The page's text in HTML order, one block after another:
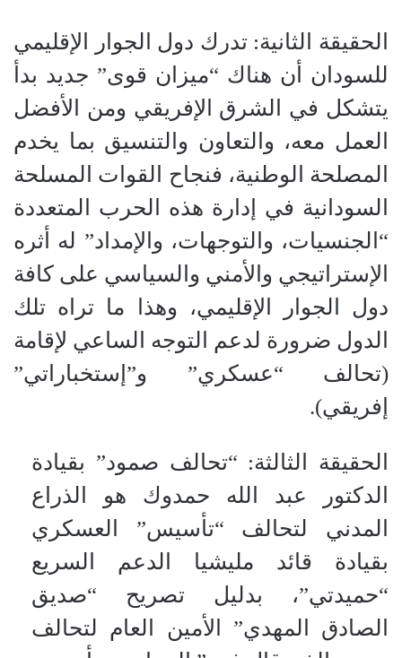
الحقيقة الثانية: تدرك دول الجوار الإقليمي
للسودان أن هناك “ميزان قوى” جديد بدأ
يتشكل في الشرق الإفريقي ومن الأفضل
العمل معه، والتعاون والتنسيق بما يخدم
المصلحة الوطنية، فنجاح القوات المسلحة
السودانية في إدارة هذه الحرب المتعددة
“الجنسيات، والتوجهات، والإمداد” له أثره
الإستراتيجي والأمني والسياسي على كافة
دول الجوار الإقليمي، وهذا ما تراه تلك
الدول ضرورة لدعم التوجه الساعي لإقامة
(تحالف “عسكري” و”إستخباراتي”
إفريقي).
الحقيقة الثالثة: “تحالف صمود” بقيادة
الدكتور عبد الله حمدوك هو الذراع
المدني لتحالف “تأسيس” العسكري
بقيادة قائد مليشيا الدعم السريع
“حميدتي”، بدليل تصريح “صديق
الصادق المهدي” الأمين العام لتحالف